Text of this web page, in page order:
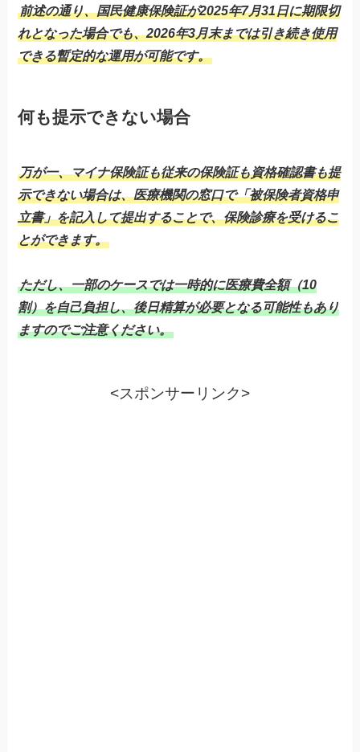
前述の通り、国民健康保険証が2025年7月31日に期限切
れとなった場合でも、2026年3月末までは引き続き使用
できる暫定的な運用が可能です。
何も提示できない場合
万が一、マイナ保険証も従来の保険証も資格確認書も提
示できない場合は、医療機関の窓口で「被保険者資格申
立書」を記入して提出することで、保険診療を受けるこ
とができます。
ただし、一部のケースでは一時的に医療費全額（10
割）を自己負担し、後日精算が必要となる可能性もあり
ますのでご注意ください。
<スポンサーリンク>